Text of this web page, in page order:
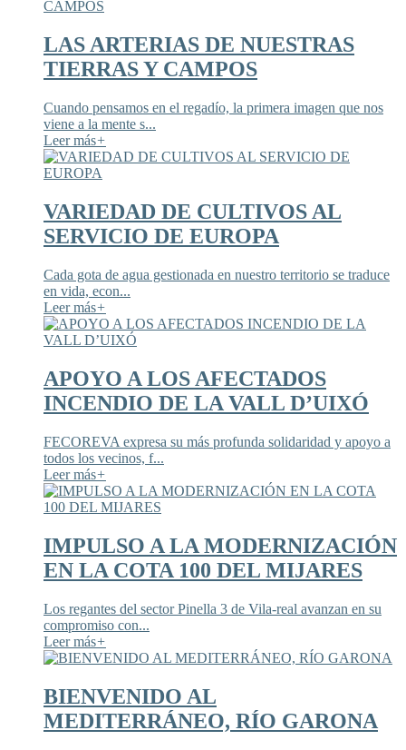
LAS ARTERIAS DE NUESTRAS
TIERRAS Y CAMPOS
Cuando pensamos en el regadío, la primera imagen que nos
viene a la mente s...
Leer más+
VARIEDAD DE CULTIVOS AL
SERVICIO DE EUROPA
Cada gota de agua gestionada en nuestro territorio se traduce
en vida, econ...
Leer más+
APOYO A LOS AFECTADOS
INCENDIO DE LA VALL D’UIXÓ
FECOREVA expresa su más profunda solidaridad y apoyo a
todos los vecinos, f...
Leer más+
IMPULSO A LA MODERNIZACIÓN
EN LA COTA 100 DEL MIJARES
Los regantes del sector Pinella 3 de Vila-real avanzan en su
compromiso con...
Leer más+
BIENVENIDO AL
MEDITERRÁNEO, RÍO GARONA